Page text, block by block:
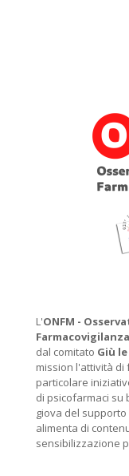
L'ONFM -
dal comitato Giù
mission l'attività di
particolare
di psicofarmaci su
giova del
alimenta di
sensibilizzazione